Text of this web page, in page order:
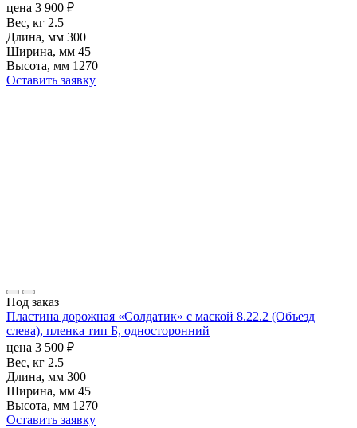
цена 3 900 ₽
Вес, кг 2.5
Длина, мм 300
Ширина, мм 45
Высота, мм 1270
Оставить заявку
Под заказ
Пластина дорожная «Солдатик» с маской 8.22.2 (Объезд
слева), пленка тип Б, односторонний
цена 3 500 ₽
Вес, кг 2.5
Длина, мм 300
Ширина, мм 45
Высота, мм 1270
Оставить заявку